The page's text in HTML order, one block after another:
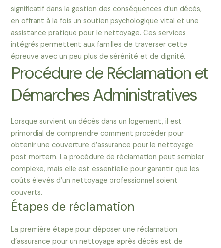
significatif dans la gestion des conséquences d’un décès,
en offrant à la fois un soutien psychologique vital et une
assistance pratique pour le nettoyage. Ces services
intégrés permettent aux familles de traverser cette
épreuve avec un peu plus de sérénité et de dignité.
Procédure de Réclamation et
Démarches Administratives
Lorsque survient un décès dans un logement, il est
primordial de comprendre comment procéder pour
obtenir une couverture d’assurance pour le nettoyage
post mortem. La procédure de réclamation peut sembler
complexe, mais elle est essentielle pour garantir que les
coûts élevés d’un nettoyage professionnel soient
couverts.
Étapes de réclamation
La première étape pour déposer une réclamation
d’assurance pour un nettoyage après décès est de